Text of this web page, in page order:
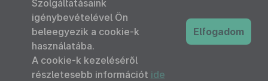
Szolgáltatásaink
igénybevételével Ön
beleegyezik a cookie-k
használatába.
A cookie-k kezeléséről
részletesebb információt ide
Elfogadom